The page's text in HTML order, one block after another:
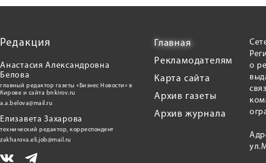
Редакция
Анастасия Александровна
Белова
главный редактор газеты «Бизнес Новости» в
Кирове и сайта bnkirov.ru
a.a.belova@mail.ru
Елизавета Захарова
технический редактор, корреспондент
zakharova.eli.job@mail.ru
Главная
Рекламодателям
Карта сайта
Архив газеты
Архив журнала
о